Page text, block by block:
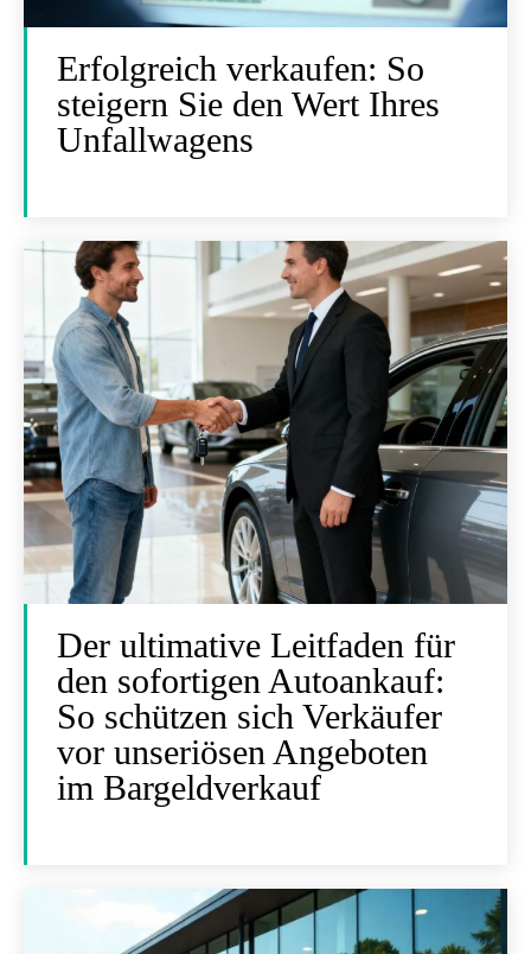
Erfolgreich verkaufen: So
steigern Sie den Wert Ihres
Unfallwagens
Der ultimative Leitfaden für
den sofortigen Autoankauf:
So schützen sich Verkäufer
vor unseriösen Angeboten
im Bargeldverkauf